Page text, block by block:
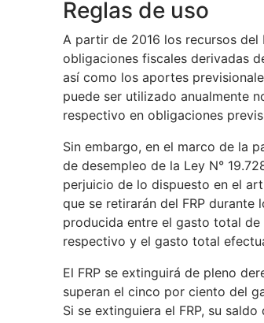
Reglas de uso
A partir de 2016 los recursos del
obligaciones fiscales derivadas
así como los aportes
puede ser utilizado anualmente
respectivo en obligaciones
Sin embargo, en el marco de la
de desempleo de la Ley N°
perjuicio de lo dispuesto en el
que se retirarán del FRP
producida entre el gasto total
respectivo y el gasto total
El FRP se extinguirá de pleno
superan el cinco por ciento del
Si se extinguiera el FRP, su